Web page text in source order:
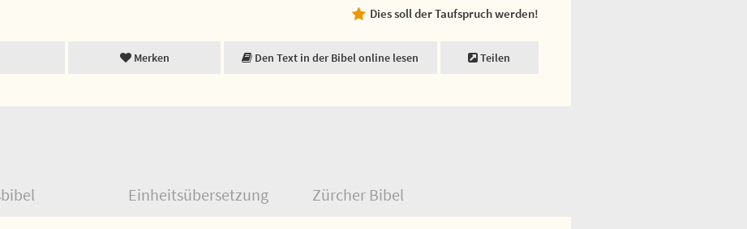
Dies soll der Taufspruch werden!
Merken Den Text in der Bibel online lesen Teilen
Einheitsübersetzung Zürcher Bibel